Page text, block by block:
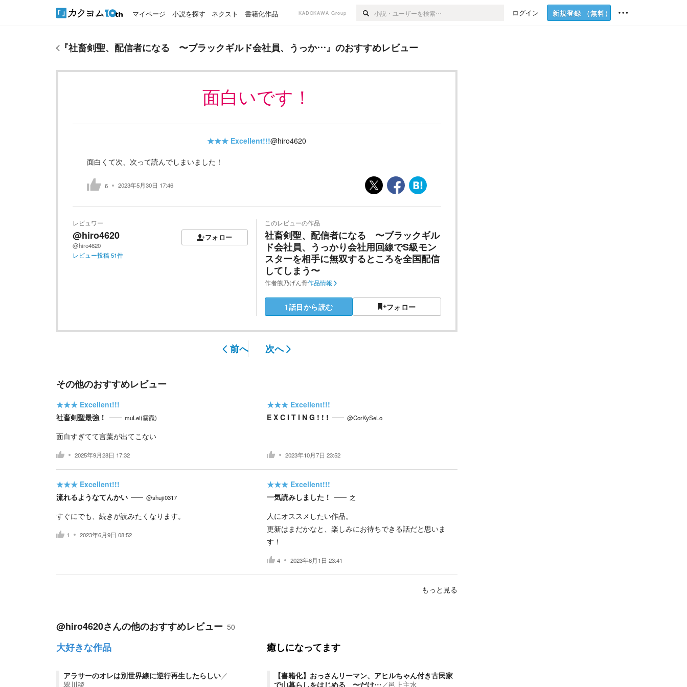
マイページ 小説を探す ネクスト 書籍化作品 KADOKAWA Group ログイン 新規登録 （無料）
『社畜剣聖、配信者になる 〜ブラックギルド会社員、うっか…』のおすすめレビュー
面白いです！
★★★ Excellent!!!@hiro4620
面白くて次、次って読んでしまいました！
6 2023年5月30日 17:46
レビュワー
@hiro4620
@hiro4620
フォロー
レビュー投稿51件
このレビューの作品
社畜剣聖、配信者になる 〜ブラックギル
ド会社員、うっかり会社用回線でS級モン
スターを相手に無双するところを全国配信
してしまう〜
作者熊乃げん骨作品情報
1話目から読む フォロー
前へ 次へ
その他のおすすめレビュー
★★★ Excellent!!!
社畜剣聖最強！
muLei(霧龗)
面白すぎてて言葉が出てこない
2025年9月28日 17:32
★★★ Excellent!!!
E X C I T I N G ! ! !
@CorKySeLo
2023年10月7日 23:52
★★★ Excellent!!!
流れるようなてんかい
@shuji0317
すぐにでも、続きが読みたくなります。
1 2023年6月9日 08:52
★★★ Excellent!!!
一気読みしました！
之
人にオススメしたい作品。
更新はまだかなと、楽しみにお待ちできる話だと思いま
す！
4 2023年6月1日 23:41
もっと見る
@hiro4620さんの他のおすすめレビュー 50
大好きな作品
アラサーのオレは別世界線に逆行再生したらしい／
翠川稜
癒しになってます
【書籍化】おっさんリーマン、アヒルちゃん付き古民家
で山暮らしをはじめる 〜だけ… ／邑上主水